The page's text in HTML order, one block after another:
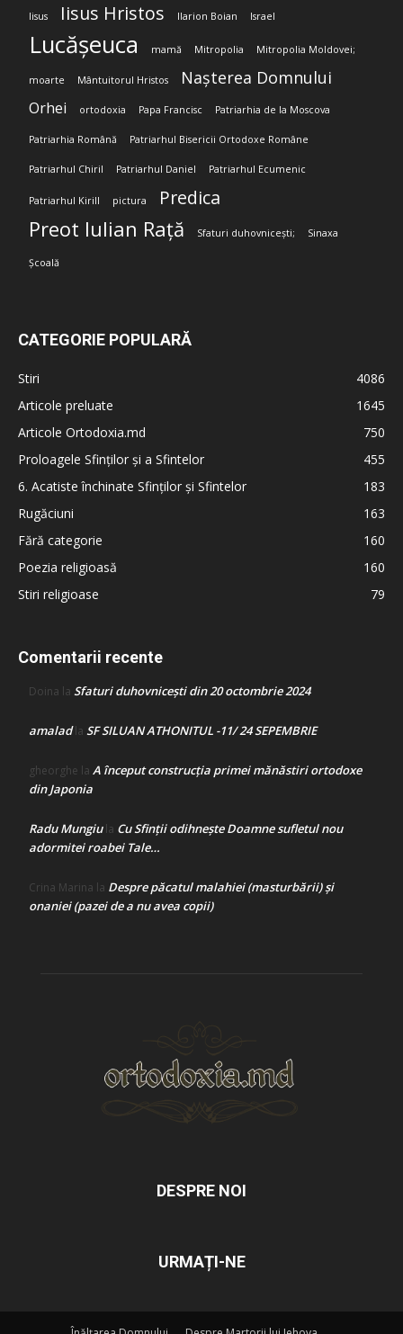
Iisus Iisus Hristos Ilarion Boian Israel
Lucășeuca mamă Mitropolia Mitropolia Moldovei;
moarte Mântuitorul Hristos Nașterea Domnului
Orhei ortodoxia Papa Francisc Patriarhia de la Moscova
Patriarhia Română Patriarhul Bisericii Ortodoxe Române
Patriarhul Chiril Patriarhul Daniel Patriarhul Ecumenic
Patriarhul Kirill pictura Predica
Preot Iulian Rață Sfaturi duhovnicești; Sinaxa
Școală
CATEGORIE POPULARĂ
Stiri
4086
Articole preluate
1645
Articole Ortodoxia.md
750
Proloagele Sfinților și a Sfintelor
455
6. Acatiste închinate Sfinților și Sfintelor
183
Rugăciuni
163
Fără categorie
160
Poezia religioasă
160
Stiri religioase
79
Comentarii recente
Doina la Sfaturi duhovnicești din 20 octombrie 2024
amaladla SF SILUAN ATHONITUL -11/ 24 SEPEMBRIE
gheorghe la A început construcţia primei mănăstiri ortodoxe
din Japonia
Radu Mungiula Cu Sfinții odihnește Doamne sufletul nou
adormitei roabei Tale…
Crina Marina la Despre păcatul malahiei (masturbării) şi
onaniei (pazei de a nu avea copii)
DESPRE NOI
URMAȚI-NE